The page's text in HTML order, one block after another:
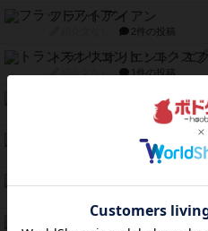
フラットアイアン
2件の投稿
トランスオリエント・エ
1件の投稿
アンブッシュ！：ムーブ
1件の投稿
キャプテン・フリップ：
2件の投稿